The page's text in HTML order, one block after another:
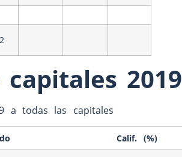
2019
a todas las capitales
Calif. (%)